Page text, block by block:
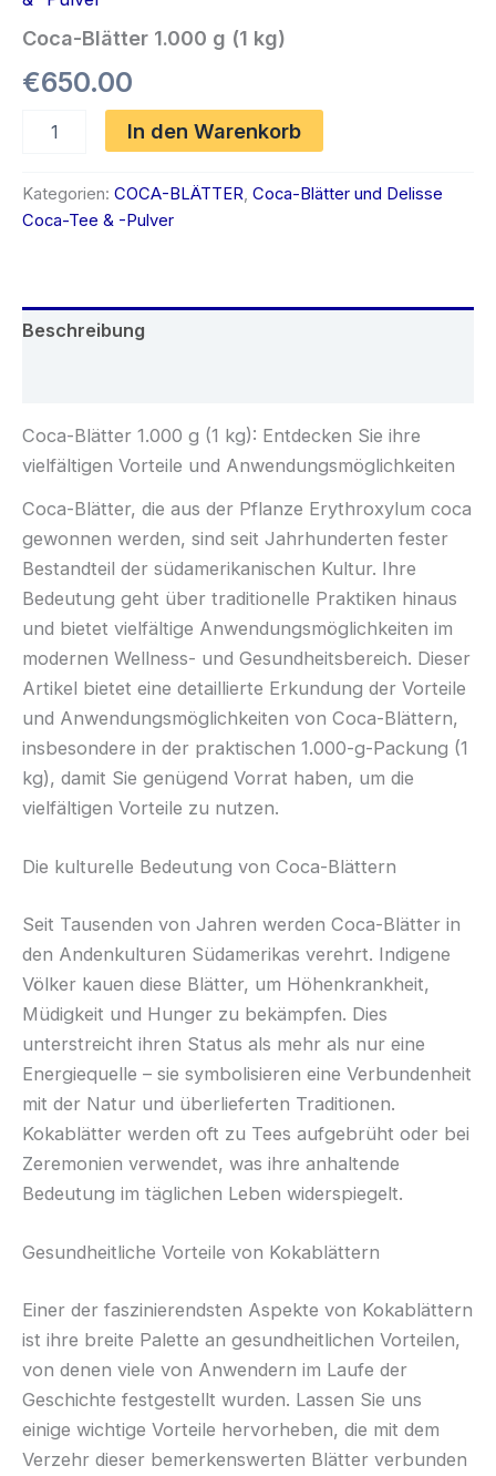
Coca-Blätter 1.000 g (1 kg)
€650.00
Blätter
g
kg)
In den Warenkorb
Kategorien: COCA-BLÄTTER, Coca-Blätter und Delisse
Coca-Tee & -Pulver
Beschreibung
Coca-Blätter 1.000 g (1 kg): Entdecken Sie ihre
vielfältigen Vorteile und Anwendungsmöglichkeiten
Coca-Blätter, die aus der Pflanze Erythroxylum coca
gewonnen werden, sind seit Jahrhunderten fester
Bestandteil der südamerikanischen Kultur. Ihre
Bedeutung geht über traditionelle Praktiken hinaus
und bietet vielfältige Anwendungsmöglichkeiten im
modernen Wellness- und Gesundheitsbereich. Dieser
Artikel bietet eine detaillierte Erkundung der Vorteile
und Anwendungsmöglichkeiten von Coca-Blättern,
insbesondere in der praktischen 1.000-g-Packung (1
kg), damit Sie genügend Vorrat haben, um die
vielfältigen Vorteile zu nutzen.
Die kulturelle Bedeutung von Coca-Blättern
Seit Tausenden von Jahren werden Coca-Blätter in
den Andenkulturen Südamerikas verehrt. Indigene
Völker kauen diese Blätter, um Höhenkrankheit,
Müdigkeit und Hunger zu bekämpfen. Dies
unterstreicht ihren Status als mehr als nur eine
Energiequelle – sie symbolisieren eine Verbundenheit
mit der Natur und überlieferten Traditionen.
Kokablätter werden oft zu Tees aufgebrüht oder bei
Zeremonien verwendet, was ihre anhaltende
Bedeutung im täglichen Leben widerspiegelt.
Gesundheitliche Vorteile von Kokablättern
Einer der faszinierendsten Aspekte von Kokablättern
ist ihre breite Palette an gesundheitlichen Vorteilen,
von denen viele von Anwendern im Laufe der
Geschichte festgestellt wurden. Lassen Sie uns
einige wichtige Vorteile hervorheben, die mit dem
Verzehr dieser bemerkenswerten Blätter verbunden